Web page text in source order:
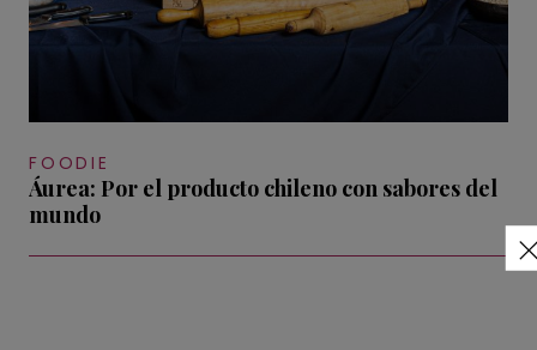
FOODIE
Áurea: Por el producto chileno con sabores del
mundo